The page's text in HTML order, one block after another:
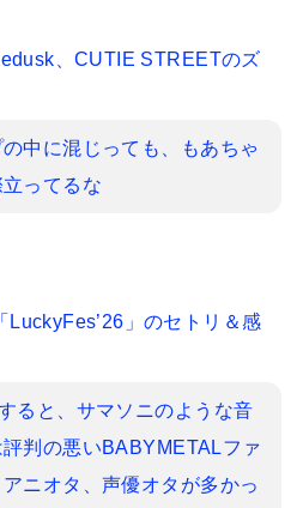
、CUTIE STREETのズ
中に混じっても、もあちゃ
ってるな
LuckyFes’26」のセトリ＆感
ると、サマソニのような音
判の悪いBABYMETALファ
ニオタ、声優オタが多かっ